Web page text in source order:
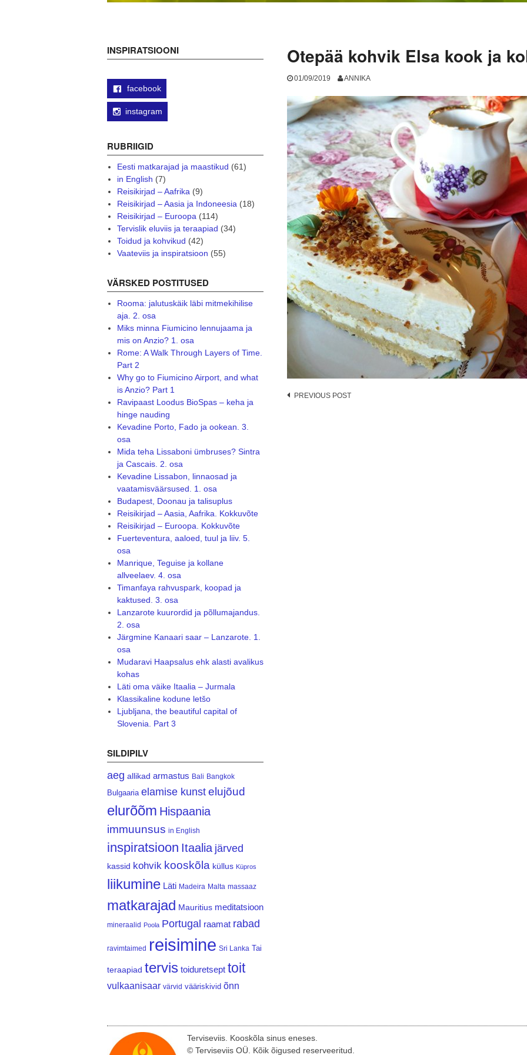
Otepää kohvik Elsa kook ja
01/09/2019 ANNIKA
Post
PREVIOUS POST
INSPIRATSIOONI
facebook
instagram
RUBRIIGID
Eesti matkarajad ja maastikud (61)
in English (7)
Reisikirjad – Aafrika(9)
Reisikirjad – Aasia ja Indoneesia(18)
Reisikirjad – Euroopa(114)
Tervislik eluviis ja teraapiad (34)
Toidud ja kohvikud (42)
Vaateviis ja inspiratsioon (55)
VÄRSKED POSTITUSED
Rooma: jalutuskäik läbi mitmekihilise
aja. 2. osa
Miks minna Fiumicino lennujaama ja
mis on Anzio? 1. osa
Rome: A Walk Through Layers of Time.
Part 2
Why go to Fiumicino Airport, and what
is Anzio? Part 1
Ravipaast Loodus BioSpas – keha ja
hinge nauding
Kevadine Porto, Fado ja ookean. 3.
osa
Mida teha Lissaboni ümbruses? Sintra
ja Cascais. 2. osa
Kevadine Lissabon, linnaosad ja
vaatamisväärsused. 1. osa
Budapest, Doonau ja talisuplus
Reisikirjad – Aasia, Aafrika. Kokkuvõte
Reisikirjad – Euroopa. Kokkuvõte
Fuerteventura, aaloed, tuul ja liiv. 5.
osa
Manrique, Teguise ja kollane
allveelaev. 4. osa
Timanfaya rahvuspark, koopad ja
kaktused. 3. osa
Lanzarote kuurordid ja põllumajandus.
2. osa
Järgmine Kanaari saar – Lanzarote. 1.
osa
Mudaravi Haapsalus ehk alasti avalikus
kohas
Läti oma väike Itaalia – Jurmala
Klassikaline kodune letšo
Ljubljana, the beautiful capital of
Slovenia. Part 3
SILDIPILV
aeg allikad armastus Bali Bangkok
Bulgaaria elamise kunst elujõud
elurõõm Hispaania
immuunsus in English
inspiratsioon Itaalia järved
kassid kohvik kooskõla küllus Küpros
liikumine Läti Madeira Malta massaaz
matkarajad Mauritius meditatsioon
mineraalid Poola Portugal raamat rabad
ravimtaimed reisimine Sri Lanka Tai
teraapiad tervis toiduretsept toit
vulkaanisaar värvid vääriskivid õnn
Terviseviis. Kooskõla sinus eneses.
© Terviseviis OÜ. Kõik õigused reserveeritud.